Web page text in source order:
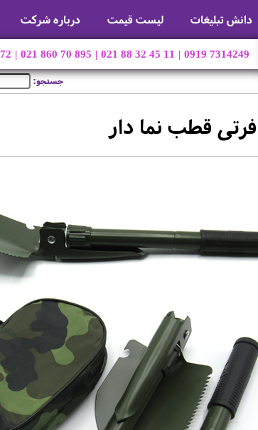
دانش تبلیغات لیست قیمت درباره شرکت
| 021 860 70 895 | 021 88 32 45 11 | 0919 7314249
جستجو:
قطب نما دار